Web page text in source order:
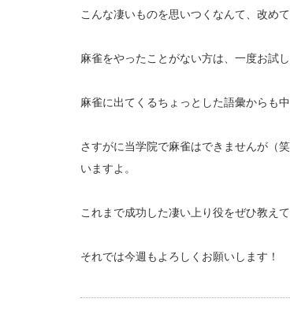
こんな凄いものを思いつくなんて、改め
麻雀をやったことがない方は、一度お試
麻雀に出てくるちょっとした語彙からも
さすがに当学院で麻雀はできませんが（
いますよ。
これまで成功した凄い上り役をぜひ教えて
それでは今週もよろしくお願いします！